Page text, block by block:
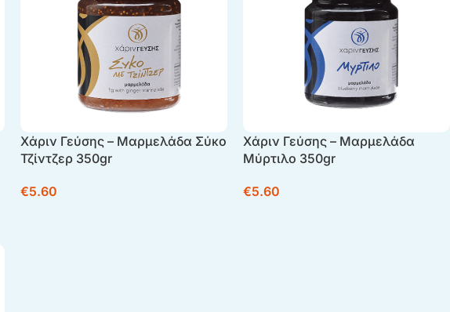
Χάριν Γεύσης – Μαρμελάδα Σύκο
Τζίντζερ 350gr
€5.60
Χάριν Γεύσης – Μαρμελάδα
Μύρτιλο 350gr
€5.60